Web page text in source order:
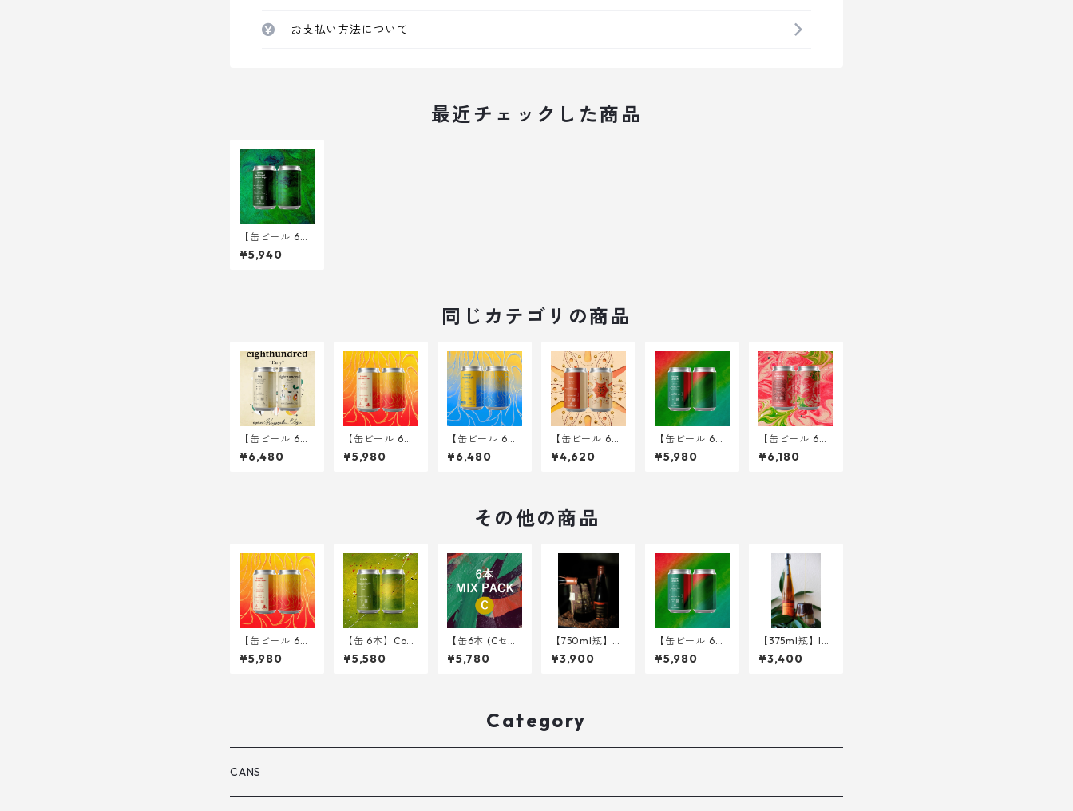
お支払い方法について
最近チェックした商品
【缶ビール 6
本】Among th
e Ashes of Sky
¥5,940
同じカテゴリの商品
【缶ビール 6
本】Party -Gin
ger Gose- <Im
¥6,480
【缶ビール 6
本】Hammer K
rushed Brain <
¥5,980
【缶ビール 6
本】Hammer K
rushed Brain -
IPA> 340ml
¥6,480
【缶ビール 6
本】Gere <Itali
an Pilsner> 34
¥4,620
【缶ビール 6
本】Solstice Ec
hoes on <West
¥5,980
【缶ビール 6
本】Rites of th
e Witching Ne
¥6,180
その他の商品
【缶ビール 6
本】Hammer K
rushed Brain <
¥5,980
【缶 6本】Cord
elia<Imperial
Gose w/ Wate
¥5,580
【缶6本 (Cセッ
ト)】おすすめ
② 3種 <NHG,VI
¥5,780
【750ml瓶】Ae
onbound <Imp
erial Stout w/
¥3,900
【缶ビール 6
本】Solstice Ec
hoes on <West
¥5,980
【375ml瓶】Int
o the Nocturn
al Ritual of Sh
¥3,400
Category
CANS